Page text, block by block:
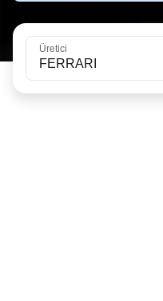
Üretici
FERRARI